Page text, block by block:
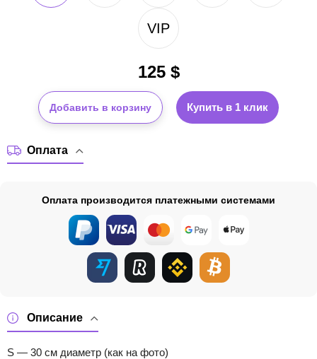
VIP
125$
Добавить в корзину Купить в 1 клик
Описание
S — 30 см диаметр (как на фото)
Оплата
Оплата производится платежными системами